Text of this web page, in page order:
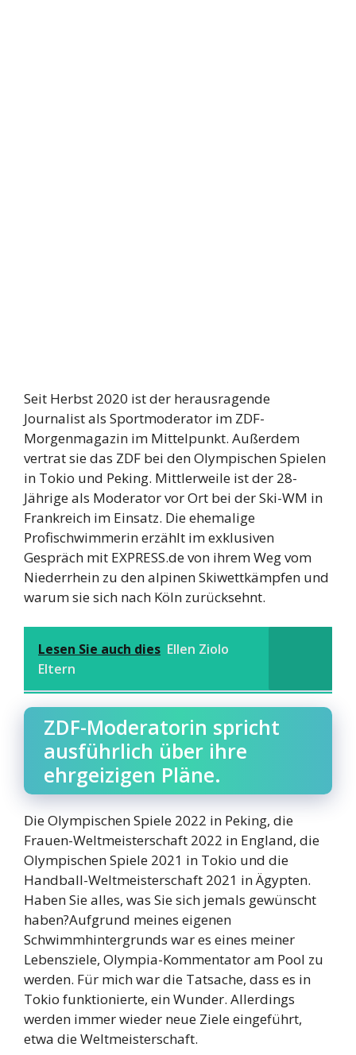
Seit Herbst 2020 ist der herausragende
Journalist als Sportmoderator im ZDF-
Morgenmagazin im Mittelpunkt. Außerdem
vertrat sie das ZDF bei den Olympischen Spielen
in Tokio und Peking. Mittlerweile ist der 28-
Jährige als Moderator vor Ort bei der Ski-WM in
Frankreich im Einsatz. Die ehemalige
Profischwimmerin erzählt im exklusiven
Gespräch mit EXPRESS.de von ihrem Weg vom
Niederrhein zu den alpinen Skiwettkämpfen und
warum sie sich nach Köln zurücksehnt.
Lesen Sie auch dies Ellen Ziolo
Eltern
ZDF-Moderatorin spricht
ausführlich über ihre
ehrgeizigen Pläne.
Die Olympischen Spiele 2022 in Peking, die
Frauen-Weltmeisterschaft 2022 in England, die
Olympischen Spiele 2021 in Tokio und die
Handball-Weltmeisterschaft 2021 in Ägypten.
Haben Sie alles, was Sie sich jemals gewünscht
haben?Aufgrund meines eigenen
Schwimmhintergrunds war es eines meiner
Lebensziele, Olympia-Kommentator am Pool zu
werden. Für mich war die Tatsache, dass es in
Tokio funktionierte, ein Wunder. Allerdings
werden immer wieder neue Ziele eingeführt,
etwa die Weltmeisterschaft.